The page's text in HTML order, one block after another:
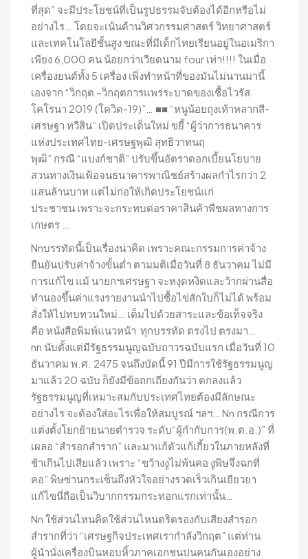
ที่สุด” จะมีประโยชน์ที่เป็นรูปธรรมจับต้องได้อีกหรือไม่
อย่างไร… โดยจะเน้นด้านวิศวกรรมศาสตร์ วิทยาศาสตร์
และเทคโนโลยีชั้นสูง ขณะที่มีเด็กไทยเรียนอยู่ในอเมริกา
เพียง 6,000 คน น้อยกว่าเวียดนาม four เท่า!!!! ในเมื่อ
เครื่องยนต์ทั้ง 5 เครื่อง เพิ่งทำหน้าที่ของมันไม่นานมานี้
เองจาก “วิกฤต –วิกฤตการแพร่ระบาดของเชื้อไวรัส
โคโรนา 2019 (โควิด-19)”… ■■ “หนูน้อยถุงเท้าหลากสี-
เศรษฐา ทวีสิน” เปิดประเด็นใหม่ ขยี้ “ผู้ว่าการธนาคาร
แห่งประเทศไทย-เศรษฐพุฒิ สุทธิวาทนฤ
พุฒิ” กรณี “แบงก์ชาติ” ปรับขึ้นอัตราดอกเบี้ยนโยบาย
สวนทางเงินเฟ้อจนธนาคารพาณิชย์สร้างผลกำไรกว่า 2
แสนล้านบาท แต่ไม่ก่อให้เกิดประโยชน์แก่
ประชาชน เพราะจะกระทบต่อราคาสินค้าพืชผลทางการ
เกษตร …
Nnบรรทัดนี้เป็นเรื่องน่าคิด เพราะคณะกรรมการค่าจ้าง
ยืนยันปรับค่าจ้างขั้นต่ำ ตามมติเมื่อวันที่ 8 ธันวาคม ไม่มี
การแก้ไข แม้ นายกฯเศรษฐา จะหงุดหงิดและว้ากผ่านสื่อ
ทำนองขึ้นค่าแรงรายงานนำไปซื้อไข่สักใบก็ไม่ได้ พร้อม
สั่งให้ไปทบทวนใหม่… เต็มไปด้วยสาระและข้อเท็จจริง
คือ หนังสือพิมพ์แนวหน้า ทุกบรรทัด ตรงไป ตรงมา…
nn นับตั้งแต่มีรัฐธรรมนูญฉบับถาวรฉบับแรก เมื่อวันที่ 10
ธันวาคม พ.ศ. 2475 จนถึงบัดนี้ 91 ปีมีการใช้รัฐธรรมนูญ
มาแล้ว 20 ฉบับ ก็ยังมีข้อถกเถียงกันว่า ตกลงแล้ว
รัฐธรรมนูญที่เหมาะสมกับประเทศไทยต้องมีลักษณะ
อย่างไร จะต้องใส่อะไรเพื่อให้สมบูรณ์ ฯลฯ… Nn กรณีการ
แต่งตั้งโยกย้ายนายตำรวจ ระดับ“ผู้กำกับการ(พ.ต.อ.)” ที่
เผลอ “สำรอกสำราก” และมาแก้ตัวแก้เกี้ยวในภายหลังที่
ช้าเกินไปเสียแล้ว เพราะ “ขว้างงูไม่พ้นคอ งูพิษจึ่งฉกที่
คอ” พิษซ่านกระเซ็นถึงหัวใจอย่างรวดเร็วเกินเยียวยา
แก้ไขนี่ถือเป็นวิบากกรรมกระทอกแรกเท่านั้น…
Nn ใช้ส่วนไหนคิดใช้ส่วนไหนตริตรองกับเสียงสำรอก
สำรากที่ว่า “เศรษฐกิจประเทศเรากำลังวิกฤต” แต่ท่าน
ผู้นำนั่งเครื่องบินหอบหิ้วภาคเอกชนปนคนกันเองอย่าง